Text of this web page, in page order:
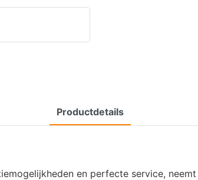
Productdetails
en perfecte service,